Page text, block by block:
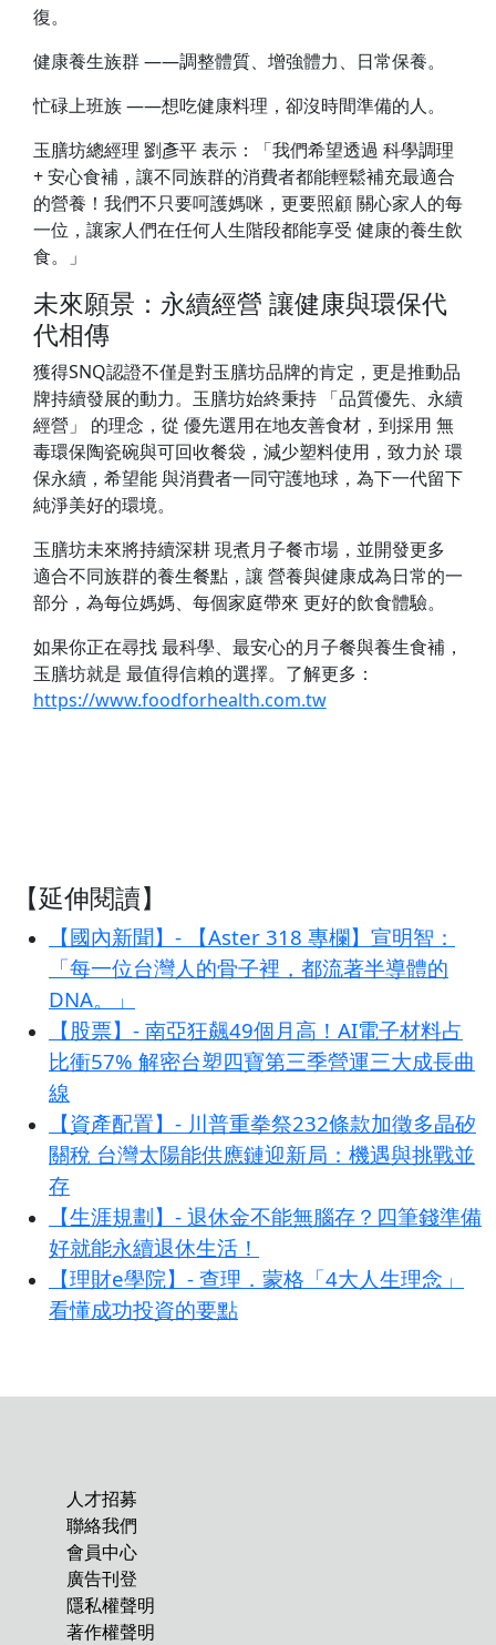
復。
健康養生族群 ——調整體質、增強體力、日常保養。
忙碌上班族 ——想吃健康料理，卻沒時間準備的人。
玉膳坊總經理 劉彥平 表示：「我們希望透過 科學調理
+ 安心食補，讓不同族群的消費者都能輕鬆補充最適合
的營養！我們不只要呵護媽咪，更要照顧 關心家人的每
一位，讓家人們在任何人生階段都能享受 健康的養生飲
食。」
未來願景：永續經營 讓健康與環保代
代相傳
獲得SNQ認證不僅是對玉膳坊品牌的肯定，更是推動品
牌持續發展的動力。玉膳坊始終秉持 「品質優先、永續
經營」 的理念，從 優先選用在地友善食材，到採用 無
毒環保陶瓷碗與可回收餐袋，減少塑料使用，致力於 環
保永續，希望能 與消費者一同守護地球，為下一代留下
純淨美好的環境。
玉膳坊未來將持續深耕 現煮月子餐市場，並開發更多
適合不同族群的養生餐點，讓 營養與健康成為日常的一
部分，為每位媽媽、每個家庭帶來 更好的飲食體驗。
如果你正在尋找 最科學、最安心的月子餐與養生食補，
玉膳坊就是 最值得信賴的選擇。了解更多：
https://www.foodforhealth.com.tw
【延伸閱讀】
【國內新聞】- 【Aster 318 專欄】宣明智：
「每一位台灣人的骨子裡，都流著半導體的
DNA。」
【股票】- 南亞狂飆49個月高！AI電子材料占
比衝57% 解密台塑四寶第三季營運三大成長曲
線
【資產配置】- 川普重拳祭232條款加徵多晶矽
關稅 台灣太陽能供應鏈迎新局：機遇與挑戰並
存
【生涯規劃】- 退休金不能無腦存？四筆錢準備
好就能永續退休生活！
【理財e學院】- 查理．蒙格「4大人生理念」
看懂成功投資的要點
人才招募
聯絡我們
會員中心
廣告刊登
隱私權聲明
著作權聲明